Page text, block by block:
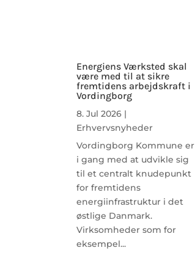
Energiens Værksted skal
være med til at sikre
fremtidens arbejdskraft i
Vordingborg
8. Jul 2026|
Erhvervsnyheder
Vordingborg Kommune er
i gang med at udvikle sig
til et centralt knudepunkt
for fremtidens
energiinfrastruktur i det
østlige Danmark.
Virksomheder som for
eksempel...